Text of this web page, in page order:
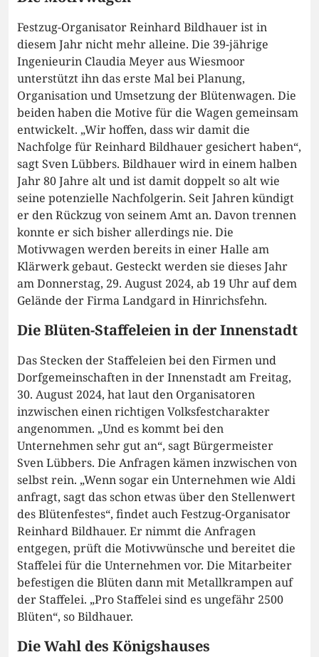
Festzug-Organisator Reinhard Bildhauer ist in
diesem Jahr nicht mehr alleine. Die 39-jährige
Ingenieurin Claudia Meyer aus Wiesmoor
unterstützt ihn das erste Mal bei Planung,
Organisation und Umsetzung der Blütenwagen. Die
beiden haben die Motive für die Wagen gemeinsam
entwickelt. „Wir hoffen, dass wir damit die
Nachfolge für Reinhard Bildhauer gesichert haben“,
sagt Sven Lübbers. Bildhauer wird in einem halben
Jahr 80 Jahre alt und ist damit doppelt so alt wie
seine potenzielle Nachfolgerin. Seit Jahren kündigt
er den Rückzug von seinem Amt an. Davon trennen
konnte er sich bisher allerdings nie. Die
Motivwagen werden bereits in einer Halle am
Klärwerk gebaut. Gesteckt werden sie dieses Jahr
am Donnerstag, 29. August 2024, ab 19 Uhr auf dem
Gelände der Firma Landgard in Hinrichsfehn.
Die Blüten-Staffeleien in der Innenstadt
Das Stecken der Staffeleien bei den Firmen und
Dorfgemeinschaften in der Innenstadt am Freitag,
30. August 2024, hat laut den Organisatoren
inzwischen einen richtigen Volksfestcharakter
angenommen. „Und es kommt bei den
Unternehmen sehr gut an“, sagt Bürgermeister
Sven Lübbers. Die Anfragen kämen inzwischen von
selbst rein. „Wenn sogar ein Unternehmen wie Aldi
anfragt, sagt das schon etwas über den Stellenwert
des Blütenfestes“, findet auch Festzug-Organisator
Reinhard Bildhauer. Er nimmt die Anfragen
entgegen, prüft die Motivwünsche und bereitet die
Staffelei für die Unternehmen vor. Die Mitarbeiter
befestigen die Blüten dann mit Metallkrampen auf
der Staffelei. „Pro Staffelei sind es ungefähr 2500
Blüten“, so Bildhauer.
Die Wahl des Königshauses